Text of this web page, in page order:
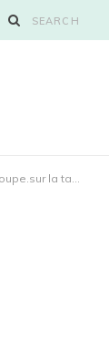
Huile d’arachide : 1 cuillère à soupe.sur la table